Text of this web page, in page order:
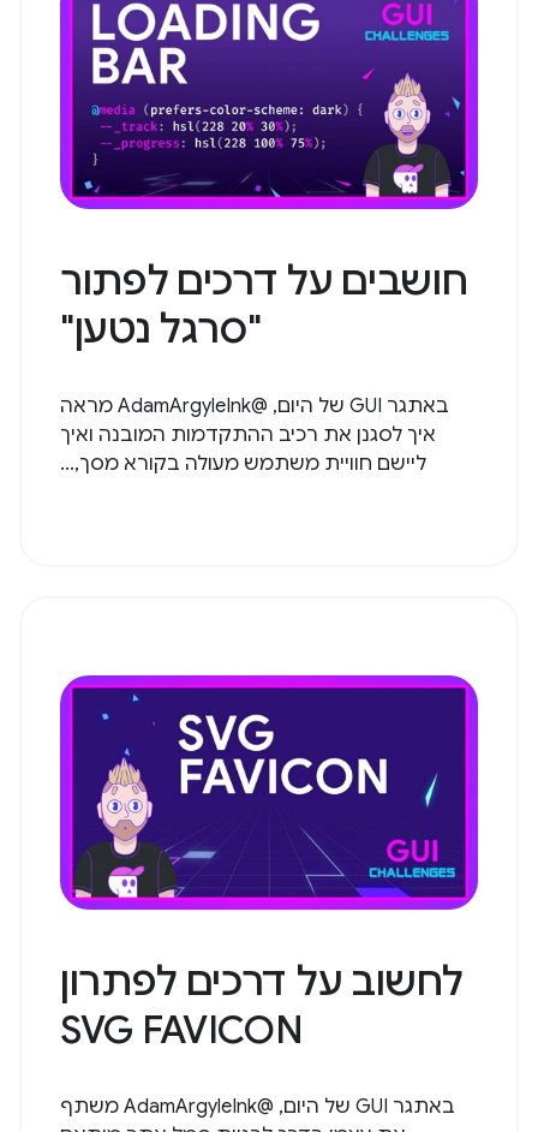
חושבים על דרכים לפתור
"סרגל נטען"
באתגר GUI של היום, @AdamArgyleInk מראה
איך לסגנן את רכיב ההתקדמות המובנה ואיך
ליישם חוויית משתמש מעולה בקורא מסך,...
לחשוב על דרכים לפתרון
SVG FAVICON
באתגר GUI של היום, @AdamArgyleInk משתף